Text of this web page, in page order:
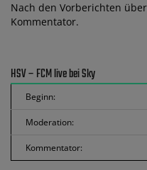
Nach den Vorberichten
Kommentator.
HSV – FCM live bei Sky
Beginn:
Moderation:
Kommentator: